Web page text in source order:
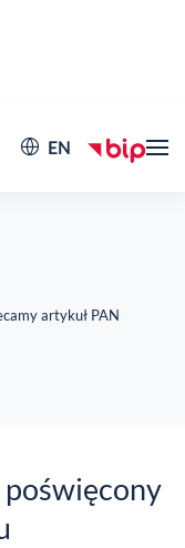
EN
artykuł PAN
poświęcony